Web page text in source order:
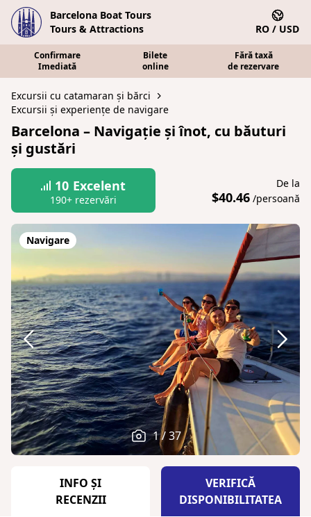
Barcelona Boat Tours
Tours & Attractions
RO / USD
Confirmare
Imediată
Bilete
online
Fără taxă
de rezervare
Excursii cu catamaran și bărci
Excursii și experiențe de navigare
Barcelona – Navigație și înot, cu băuturi
și gustări
10 Excelent
190+ rezervări
De la
$40.46 /persoană
Navigare
1 / 37
INFO ȘI
RECENZII
VERIFICĂ
DISPONIBILITATEA